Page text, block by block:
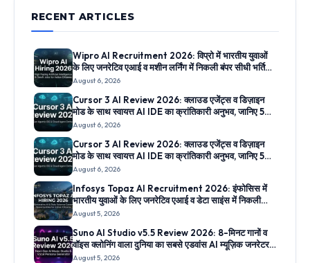
RECENT ARTICLES
Wipro AI Recruitment 2026: विप्रो में भारतीय युवाओं
के लिए जनरेटिव एआई व मशीन लर्निंग में निकली बंपर सीधी भर्तियां,
जानिए आवेदन लिंक
August 6, 2026
Cursor 3 AI Review 2026: क्लाउड एजेंट्स व डिज़ाइन
मोड के साथ स्वायत्त AI IDE का क्रांतिकारी अनुभव, जानिए 5
सबसे बड़े फीचर्स
August 6, 2026
Cursor 3 AI Review 2026: क्लाउड एजेंट्स व डिज़ाइन
मोड के साथ स्वायत्त AI IDE का क्रांतिकारी अनुभव, जानिए 5
सबसे बड़े फीचर्स
August 6, 2026
Infosys Topaz AI Recruitment 2026: इंफोसिस में
भारतीय युवाओं के लिए जनरेटिव एआई व डेटा साइंस में निकली
सीधी भर्तियां, जानिए आवेदन लिंक
August 5, 2026
Suno AI Studio v5.5 Review 2026: 8-मिनट गानों व
वॉइस क्लोनिंग वाला दुनिया का सबसे एडवांस AI म्यूज़िक जनरेटर,
जानिए 5 सबसे बड़े फीचर्स
August 5, 2026